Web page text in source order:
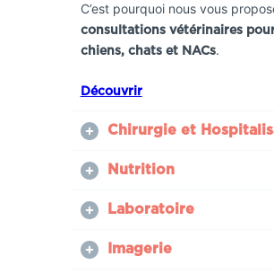
C’est pourquoi nous vous
consultations vétérinaires
chiens, chats et NACs.
Découvrir
Chirurgie et
Nutrition
Laboratoire
Imagerie